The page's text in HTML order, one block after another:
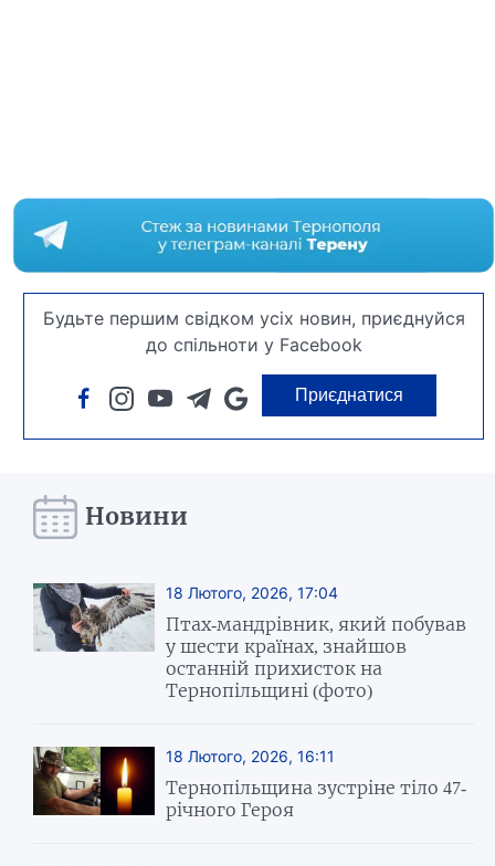
Будьте першим свідком усіх новин, приєднуйся
до спільноти у Facebook
Приєднатися
Новини
18 Лютого, 2026, 17:04
Птах-мандрівник, який побував
у шести країнах, знайшов
останній прихисток на
Тернопільщині (фото)
18 Лютого, 2026, 16:11
Тернопільщина зустріне тіло 47-
річного Героя